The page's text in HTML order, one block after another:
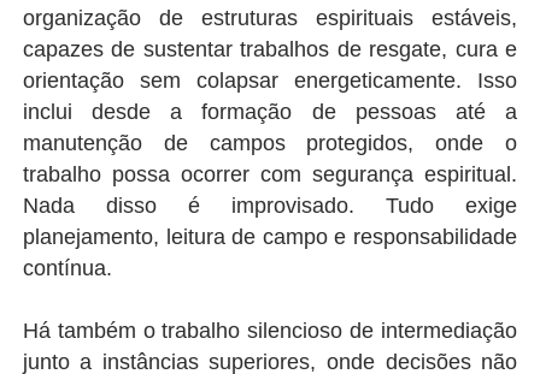
organização de estruturas espirituais estáveis,
capazes de sustentar trabalhos de resgate, cura e
orientação sem colapsar energeticamente. Isso
inclui desde a formação de pessoas até a
manutenção de campos protegidos, onde o
trabalho possa ocorrer com segurança espiritual.
Nada disso é improvisado. Tudo exige
planejamento, leitura de campo e responsabilidade
contínua.
Há também o trabalho silencioso de intermediação
junto a instâncias superiores, onde decisões não